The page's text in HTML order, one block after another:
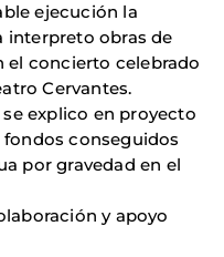
ejecución la
interpreto obras de
el concierto celebrado
Cervantes.
explico en proyecto
fondos conseguidos
por gravedad en el
y apoyo